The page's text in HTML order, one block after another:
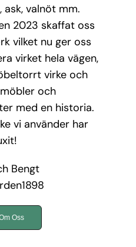
ask, valnöt mm.
2023 skaffat oss
vilket nu ger oss
virket hela vägen,
virke och
och
med en historia.
vi använder har
Bengt
Oss